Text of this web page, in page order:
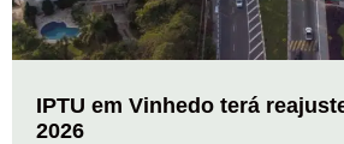
IPTU em Vinhedo terá
2026